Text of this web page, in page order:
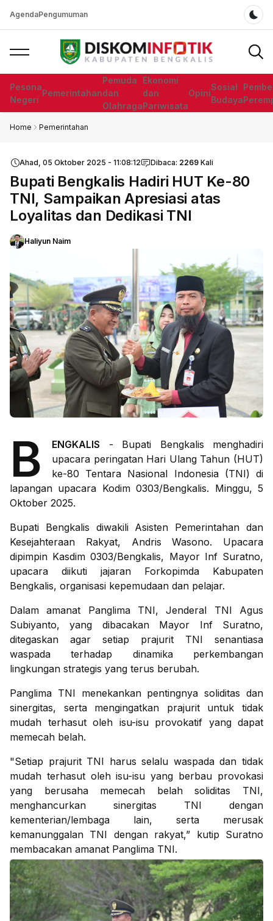
AgendaPengumuman
Pesona
Negeri
Pemerintahan
Pemuda
dan
Olahraga
Ekonomi
dan
Pariwisata
Opini
Sosial
Budaya
Home Pemerintahan
Ahad, 05 Oktober 2025 - 11:08:12 Dibaca: 2269 Kali
Bupati Bengkalis Hadiri HUT Ke-80
TNI, Sampaikan Apresiasi atas
Loyalitas dan Dedikasi TNI
Haliyun Naim
B ENGKALIS - Bupati Bengkalis menghadiri
upacara peringatan Hari Ulang Tahun (HUT)
ke-80 Tentara Nasional Indonesia (TNI) di
lapangan upacara Kodim 0303/Bengkalis. Minggu, 5
Oktober 2025.
Bupati Bengkalis diwakili Asisten Pemerintahan dan
Kesejahteraan Rakyat, Andris Wasono. Upacara
dipimpin Kasdim 0303/Bengkalis, Mayor Inf Suratno,
upacara diikuti jajaran Forkopimda Kabupaten
Bengkalis, organisasi kepemudaan dan pelajar.
Dalam amanat Panglima TNI, Jenderal TNI Agus
Subiyanto, yang dibacakan Mayor Inf Suratno,
ditegaskan agar setiap prajurit TNI senantiasa
waspada terhadap dinamika perkembangan
lingkungan strategis yang terus berubah.
Panglima TNI menekankan pentingnya soliditas dan
sinergitas, serta mengingatkan prajurit untuk tidak
mudah terhasut oleh isu-isu provokatif yang dapat
memecah belah.
"Setiap prajurit TNI harus selalu waspada dan tidak
mudah terhasut oleh isu-isu yang berbau provokasi
yang berusaha memecah belah soliditas TNI,
menghancurkan sinergitas TNI dengan
kementerian/lembaga lain, serta merusak
kemanunggalan TNI dengan rakyat,” kutip Suratno
membacakan amanat Panglima TNI.